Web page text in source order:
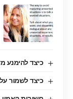
כיצד להימנע
כיצד לשמור